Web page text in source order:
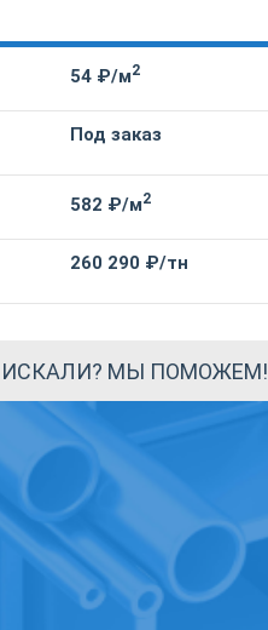
54 ₽/м2
Под заказ
582 ₽/м2
260 290 ₽/тн
ИСКАЛИ? МЫ ПОМОЖЕМ!